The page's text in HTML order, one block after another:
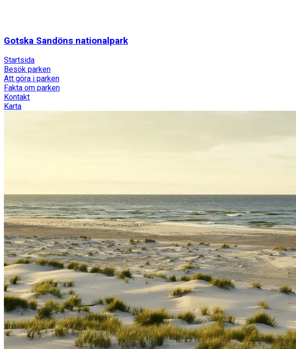
Gotska Sandöns nationalpark
Startsida
Besök parken
Att göra i parken
Fakta om parken
Kontakt
Karta